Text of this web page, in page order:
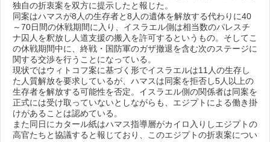
独自の折衷案を双方に提示したと報じた。
同案はハマスが8人の生存者と8人の遺体を解放する代わりに40
～70日間の休戦期間に入り、イスラエル側は相当数のパレスチ
ナ囚人を釈放し人道支援の搬入を許可するというもの。そしてこ
の休戦期間中に、終戦・国防軍のガザ撤退を含む次のステージに
関する交渉を行うことになっている。
現状ではウィトコフ案に基づく形でイスラエルは11人の生存し
た人質解放を要求しているが、ハマスは同案を拒否し5人以上の
生存者を解放する可能性を否定。イスラエル側の関係者は同案を
正式には受け取っていないとしながらも、エジプトによる働き掛
けがあることは認めている。
また同日にカタール紙はハマス指導層がカイロ入りしエジプトの
高官たちと協議すると報じており、このエジプトの折衷案につい